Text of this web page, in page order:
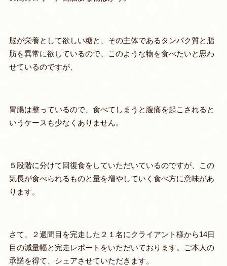
脳が栄養として欲しい糖と、その主体であるタンパク質と脂
肪を異常に欲しているので、このような物を食べたいと思わ
せているのですが、
胃腸は整っているので、食べてしまうと腹痛を起こされると
いうケースも少なくありません。
５段階に分けて回復食をしていただいているのですが、この
気長が食べられるものと量を増やしていく食べ方に意味があ
ります。
さて、２週間目を完走した２１名にクライアント様から14日
目の減量幅と完走レポートをいただいております。ご本人の
承諾を得て、シェアさせていただきます。